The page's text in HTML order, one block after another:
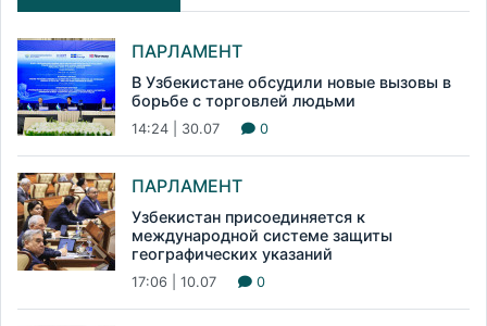
ПАРЛАМЕНТ
В Узбекистане обсудили новые вызовы в
борьбе с торговлей людьми
14:24 | 30.07 0
ПАРЛАМЕНТ
Узбекистан присоединяется к
международной системе защиты
географических указаний
17:06 | 10.07 0